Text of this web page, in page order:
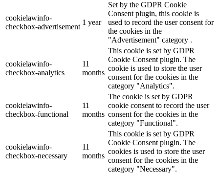
cookielawinfo-
checkbox-advertisement
1 year
Set by the GDPR Cookie
Consent plugin, this cookie is
used to record the user consent for
the cookies in the
"Advertisement" category .
cookielawinfo-
checkbox-analytics
11
months
This cookie is set by GDPR
Cookie Consent plugin. The
cookie is used to store the user
consent for the cookies in the
category "Analytics".
cookielawinfo-
checkbox-functional
11
months
The cookie is set by GDPR
cookie consent to record the user
consent for the cookies in the
category "Functional".
cookielawinfo-
checkbox-necessary
11
months
This cookie is set by GDPR
Cookie Consent plugin. The
cookies is used to store the user
consent for the cookies in the
category "Necessary".